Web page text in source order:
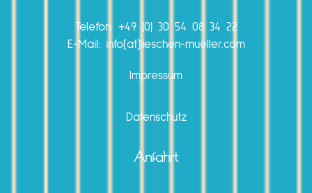
Telefon: +49 (0) 30 54 08 34 22
E-Mail: info[at]lieschen-mueller.com
Impressum
Datenschutz
Anfahrt